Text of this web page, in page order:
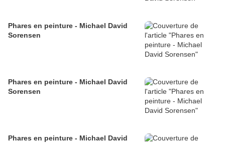
Phares en peinture - Michael David
Sorensen
Phares en peinture - Michael David
Sorensen
Phares en peinture - Michael David